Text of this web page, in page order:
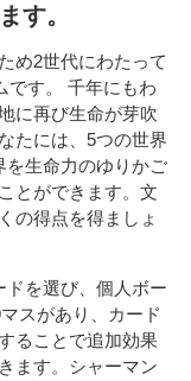
す。
め2世代にわたって
です。 千年にもわ
に再び生命が芽吹
たには、5つの世界
を生命力のゆりかご
とができます。文
の得点を得ましょ
を選び、個人ボー
スがあり、カード
ることで追加効果
ます。シャーマン